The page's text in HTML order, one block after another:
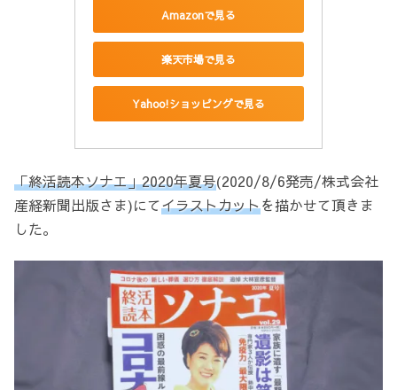
Amazonで見る
楽天市場で見る
Yahoo!ショッピングで見る
「終活読本ソナエ」2020年夏号(2020/8/6発売/株式会社
産経新聞出版さま)にてイラストカットを描かせて頂きま
した。